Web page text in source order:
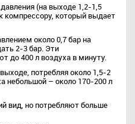
(на выходе 1,2-1,5
компрессору, который выдает
около 0,7 бар на
2-3 бар. Эти
до 400 л воздуха в минуту.
потребляя около 1,5-2
небольшой – около 170-200 л
вид, но потребляют больше